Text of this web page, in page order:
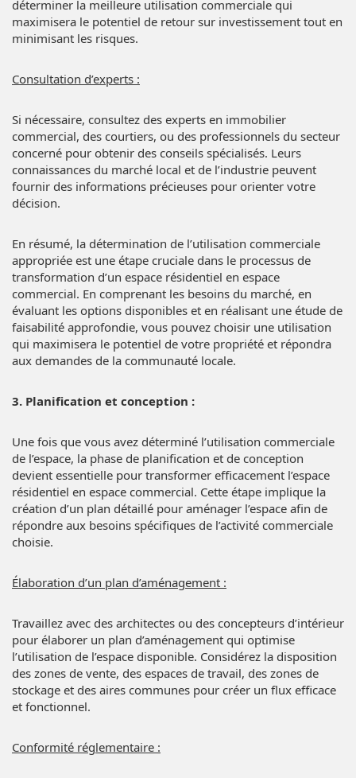
déterminer la meilleure utilisation commerciale qui
maximisera le potentiel de retour sur investissement tout en
minimisant les risques.
Consultation d’experts :
Si nécessaire, consultez des experts en immobilier
commercial, des courtiers, ou des professionnels du secteur
concerné pour obtenir des conseils spécialisés. Leurs
connaissances du marché local et de l’industrie peuvent
fournir des informations précieuses pour orienter votre
décision.
En résumé, la détermination de l’utilisation commerciale
appropriée est une étape cruciale dans le processus de
transformation d’un espace résidentiel en espace
commercial. En comprenant les besoins du marché, en
évaluant les options disponibles et en réalisant une étude de
faisabilité approfondie, vous pouvez choisir une utilisation
qui maximisera le potentiel de votre propriété et répondra
aux demandes de la communauté locale.
3. Planification et conception :
Une fois que vous avez déterminé l’utilisation commerciale
de l’espace, la phase de planification et de conception
devient essentielle pour transformer efficacement l’espace
résidentiel en espace commercial. Cette étape implique la
création d’un plan détaillé pour aménager l’espace afin de
répondre aux besoins spécifiques de l’activité commerciale
choisie.
Élaboration d’un plan d’aménagement :
Travaillez avec des architectes ou des concepteurs d’intérieur
pour élaborer un plan d’aménagement qui optimise
l’utilisation de l’espace disponible. Considérez la disposition
des zones de vente, des espaces de travail, des zones de
stockage et des aires communes pour créer un flux efficace
et fonctionnel.
Conformité réglementaire :